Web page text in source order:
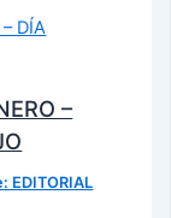
–
EDITORIAL